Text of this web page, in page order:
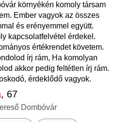
környékén komoly társam
Ember vagyok az összes
és erényemmel együtt.
kapcsolatfelvétel érdekel.
értékrendet követem.
írj rám, Ha komolyan
akkor pedig feltétlen írj rám.
érdeklődő vagyok.
, 67
Dombóvár